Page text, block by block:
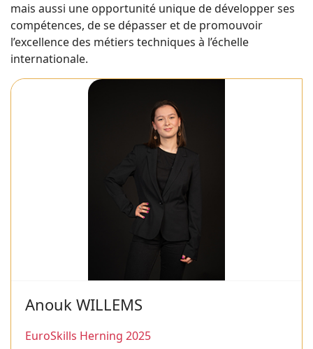
mais aussi une opportunité unique de développer ses
compétences, de se dépasser et de promouvoir
l’excellence des métiers techniques à l’échelle
internationale.
Anouk WILLEMS
EuroSkills Herning 2025